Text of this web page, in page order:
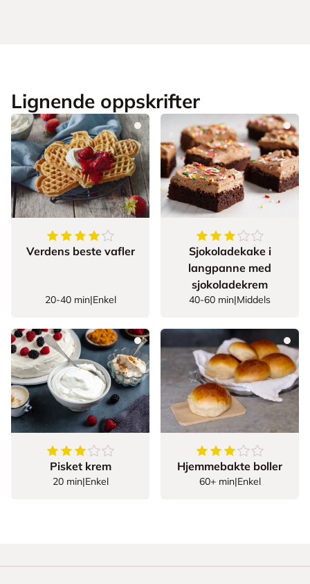
Lignende oppskrifter
4.142857142857143
stjerner
Verdens beste vafler
20-40 min|Enkel
Sjokoladekake i
langpanne med
sjokoladekrem
40-60 min|Middels
3.3469387755102042
stjerner
Pisket krem
20 min|Enkel
Hjemmebakte boller
60+ min|Enkel